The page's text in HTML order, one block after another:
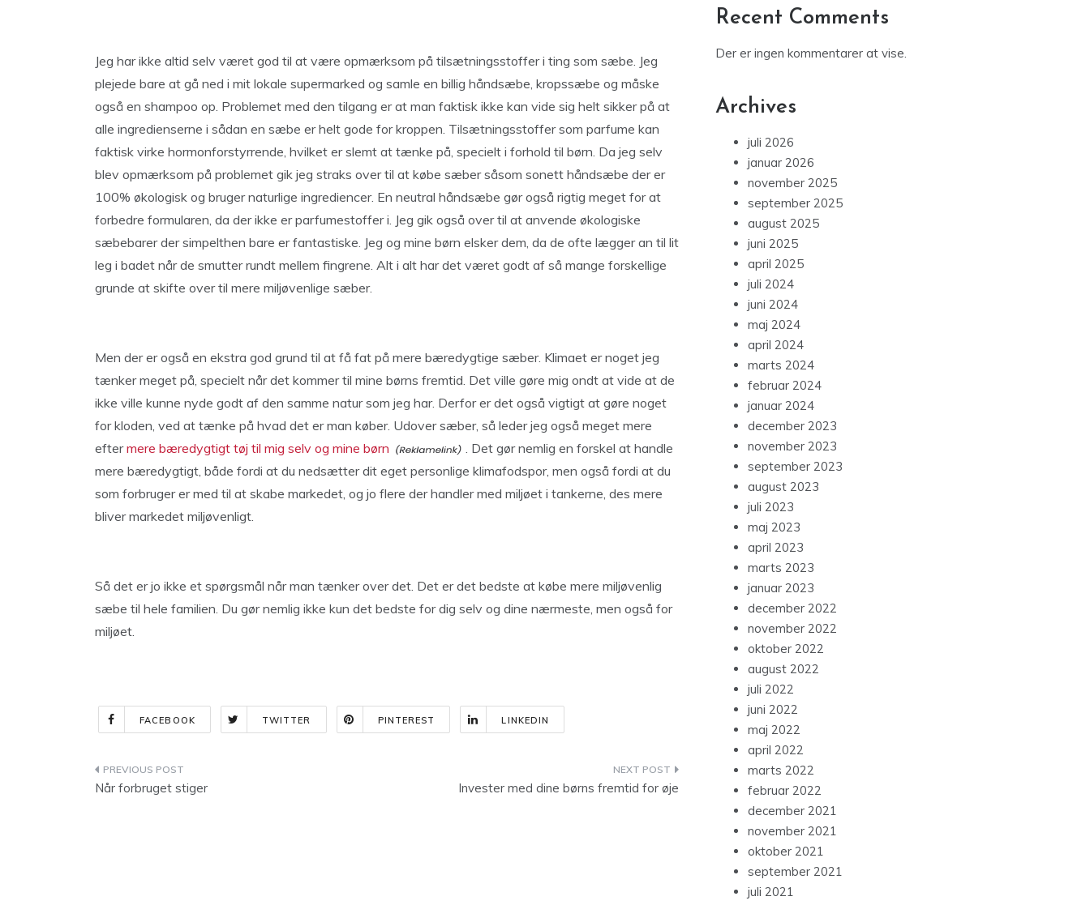
Jeg har ikke altid selv været god til at være opmærksom på tilsætningsstoffer i ting som sæbe. Jeg
plejede bare at gå ned i mit lokale supermarked og samle en billig håndsæbe, kropssæbe og måske
også en shampoo op. Problemet med den tilgang er at man faktisk ikke kan vide sig helt sikker på at
alle ingredienserne i sådan en sæbe er helt gode for kroppen. Tilsætningsstoffer som parfume kan
faktisk virke hormonforstyrrende, hvilket er slemt at tænke på, specielt i forhold til børn. Da jeg selv
blev opmærksom på problemet gik jeg straks over til at købe sæber såsom sonett håndsæbe der er
100% økologisk og bruger naturlige ingrediencer. En neutral håndsæbe gør også rigtig meget for at
forbedre formularen, da der ikke er parfumestoffer i. Jeg gik også over til at anvende økologiske
sæbebarer der simpelthen bare er fantastiske. Jeg og mine børn elsker dem, da de ofte lægger an til lit
leg i badet når de smutter rundt mellem fingrene. Alt i alt har det været godt af så mange forskellige
grunde at skifte over til mere miljøvenlige sæber.
Men der er også en ekstra god grund til at få fat på mere bæredygtige sæber. Klimaet er noget jeg
tænker meget på, specielt når det kommer til mine børns fremtid. Det ville gøre mig ondt at vide at de
ikke ville kunne nyde godt af den samme natur som jeg har. Derfor er det også vigtigt at gøre noget
for kloden, ved at tænke på hvad det er man køber. Udover sæber, så leder jeg også meget mere
eftermere bæredygtigt tøj til mig selv og mine børn
. Det gør nemlig en forskel at handle
mere bæredygtigt, både fordi at du nedsætter dit eget personlige klimafodspor, men også fordi at du
som forbruger er med til at skabe markedet, og jo flere der handler med miljøet i tankerne, des mere
bliver markedet miljøvenligt.
Så det er jo ikke et spørgsmål når man tænker over det. Det er det bedste at købe mere miljøvenlig
sæbe til hele familien. Du gør nemlig ikke kun det bedste for dig selv og dine nærmeste, men også for
miljøet.
FACEBOOK TWITTER PINTEREST LINKEDIN
Indlægsnavigation
Når forbruget stiger Invester med dine børns fremtid for øje
Recent Comments
Der er ingen kommentarer at vise.
Archives
juli 2026
januar 2026
november 2025
september 2025
august 2025
juni 2025
april 2025
juli 2024
juni 2024
maj 2024
april 2024
marts 2024
februar 2024
januar 2024
december 2023
november 2023
september 2023
august 2023
juli 2023
maj 2023
april 2023
marts 2023
januar 2023
december 2022
november 2022
oktober 2022
august 2022
juli 2022
juni 2022
maj 2022
april 2022
marts 2022
februar 2022
december 2021
november 2021
oktober 2021
september 2021
juli 2021